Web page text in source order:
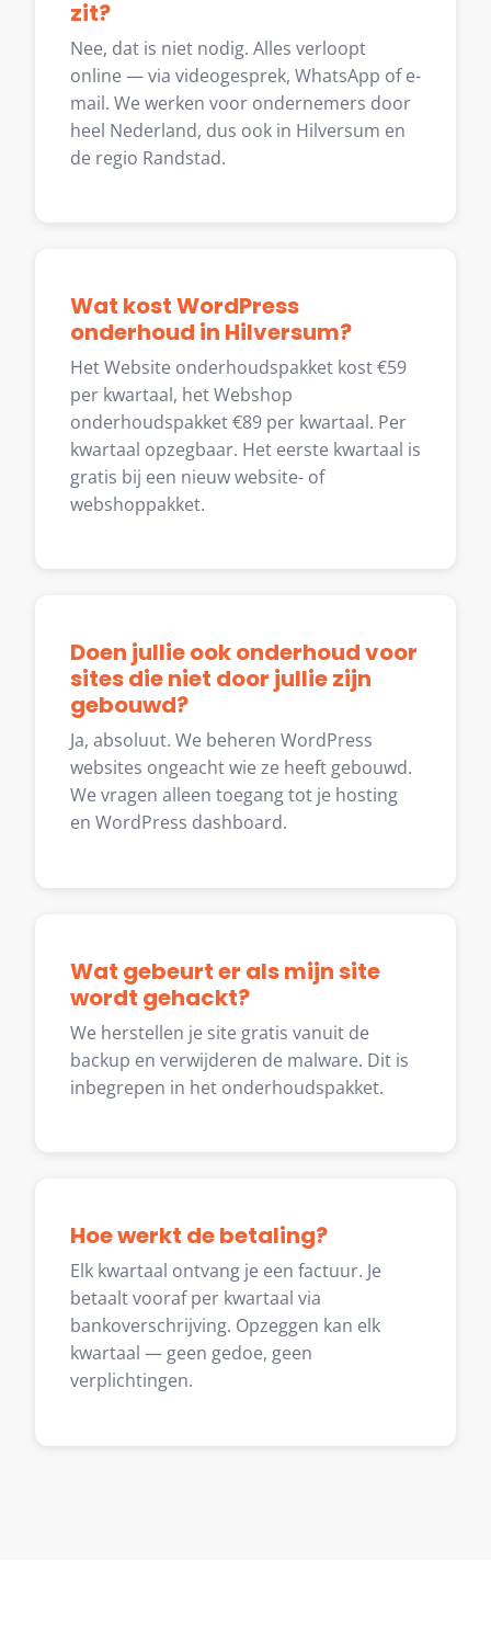
zit?
Nee, dat is niet nodig. Alles verloopt
online — via videogesprek, WhatsApp of e-
mail. We werken voor ondernemers door
heel Nederland, dus ook in Hilversum en
de regio Randstad.
Wat kost WordPress
onderhoud in Hilversum?
Het Website onderhoudspakket kost €59
per kwartaal, het Webshop
onderhoudspakket €89 per kwartaal. Per
kwartaal opzegbaar. Het eerste kwartaal is
gratis bij een nieuw website- of
webshoppakket.
Doen jullie ook onderhoud voor
sites die niet door jullie zijn
gebouwd?
Ja, absoluut. We beheren WordPress
websites ongeacht wie ze heeft gebouwd.
We vragen alleen toegang tot je hosting
en WordPress dashboard.
Wat gebeurt er als mijn site
wordt gehackt?
We herstellen je site gratis vanuit de
backup en verwijderen de malware. Dit is
inbegrepen in het onderhoudspakket.
Hoe werkt de betaling?
Elk kwartaal ontvang je een factuur. Je
betaalt vooraf per kwartaal via
bankoverschrijving. Opzeggen kan elk
kwartaal — geen gedoe, geen
verplichtingen.